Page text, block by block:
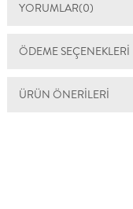
YORUMLAR(0)
ÖDEME SEÇENEKLERI
ÜRÜN ÖNERILERI